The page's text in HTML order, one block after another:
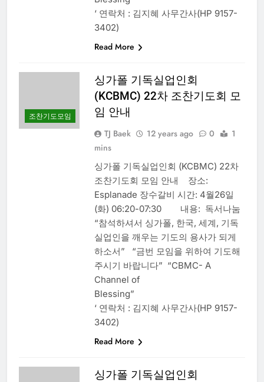
‘ 연락처 : 김지혜 사무간사(HP 9157-
3402)
Read More
조찬기도모임
싱가폴 기독실업인회
(KCBMC) 22차 조찬기도회 모
임 안내
TJ Baek 12 years ago 0
1
mins
싱가폴 기독실업인회 (KCBMC) 22차
조찬기도회 모임 안내 장소:
Esplanade 장수갈비 시간: 4월26일
(화) 06:20-07:30 내용: 독서나눔
“참석하셔서 싱가폴, 한국, 세계, 기독
실업인을 깨우는 기도의 용사가 되게
하소서” “금번 모임을 위하여 기도해
주시기 바랍니다” “CBMC- A
Channel of
Blessing”
‘ 연락처 : 김지혜 사무간사(HP 9157-
3402)
Read More
싱가폴 기독실업인회